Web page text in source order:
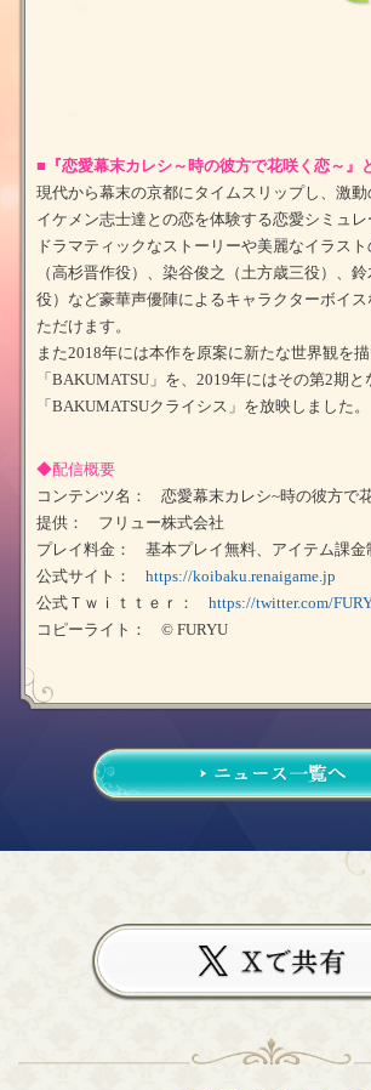
■『恋愛幕末カレシ～時の彼方で花咲く恋～』
現代から幕末の京都にタイムスリップし、激動
イケメン志士達との恋を体験する恋愛シミュレ
ドラマティックなストーリーや美麗なイラス
（高杉晋作役）、染谷俊之（土方歳三役）、
役）など豪華声優陣によるキャラクターボイ
ただけます。
また2018年には本作を原案に新たな世界観を
「BAKUMATSU」を、2019年にはその第2期と
「BAKUMATSUクライシス」を放映しました。
◆配信概要
コンテンツ名： 恋愛幕末カレシ~時の彼方で
提供： フリュー株式会社
プレイ料金： 基本プレイ無料、アイテム課金
公式サイト： https://koibaku.renaigame.jp
公式Ｔｗｉｔｔｅｒ： https://twitter.com/
コピーライト： © FURYU